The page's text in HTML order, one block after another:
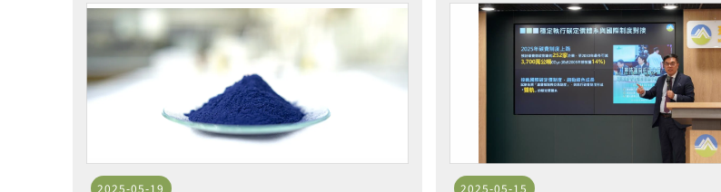
2025-05-19 2025-05-15